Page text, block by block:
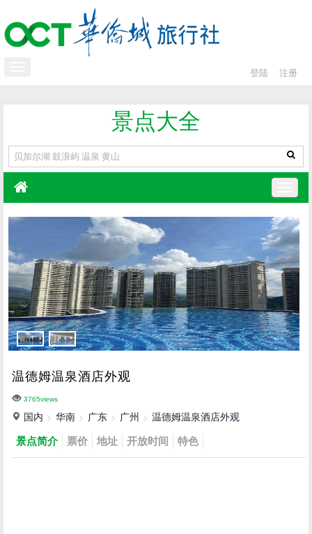
登陆 注册
景点大全
温德姆温泉酒店外观
3765views
国内 华南 广东 广州 温德姆温泉酒店外观
景点简介 票价 地址 开放时间 特色